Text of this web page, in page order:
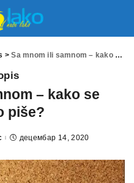
>Sa mnom ili samnom – kako se pravilno piše?
– kako se
piše?
децембар 14, 2020